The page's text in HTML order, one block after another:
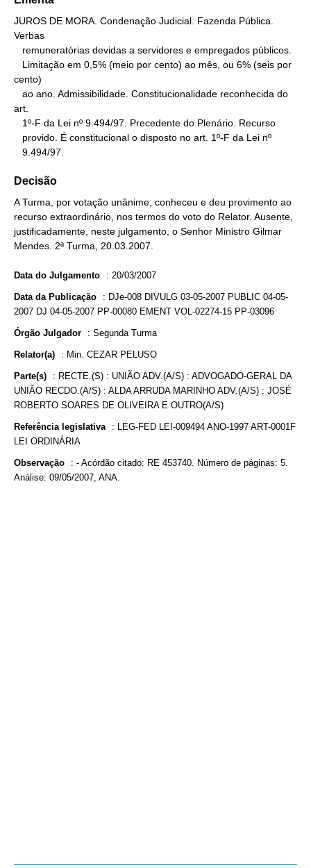
JUROS DE MORA. Condenação Judicial. Fazenda Pública.
Verbas
cento)
art.
   9.494/97.
Decisão
A Turma, por votação unânime, conheceu e deu provimento ao
recurso extraordinário, nos termos do voto do Relator. Ausente,
justificadamente, neste julgamento, o Senhor Ministro Gilmar
Mendes. 2ª Turma, 20.03.2007.
Data do Julgamento : 20/03/2007
Data da Publicação : DJe-008 DIVULG 03-05-2007 PUBLIC 04-05-
2007 DJ 04-05-2007 PP-00080 EMENT VOL-02274-15 PP-03096
Órgão Julgador : Segunda Turma
Relator(a) : Min. CEZAR PELUSO
Parte(s) : RECTE.(S) : UNIÃO ADV.(A/S) : ADVOGADO-GERAL DA
UNIÃO RECDO.(A/S) : ALDA ARRUDA MARINHO ADV.(A/S) : JOSÉ
ROBERTO SOARES DE OLIVEIRA E OUTRO(A/S)
Referência legislativa : LEG-FED LEI-009494 ANO-1997 ART-0001F
LEI ORDINÁRIA
Observação : - Acórdão citado: RE 453740. Número de páginas: 5.
Análise: 09/05/2007, ANA.